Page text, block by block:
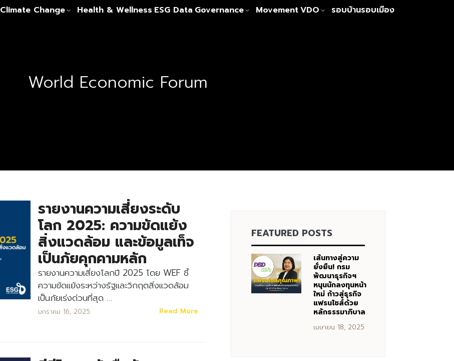
Climate Change Health & Wellness ESG Data Governance MovementVDO รอบบ้านรอบเมือง
World Economic Forum
รายงานความเสี่ยงระดับ
โลก 2025: ความขัดแย้ง
สิ่งแวดล้อม และข้อมูลเท็จ
เป็นภัยคุกคามหลัก
รายงานความเสี่ยงโลกปี 2025 โดย WEF ชี้
ความขัดแย้งระหว่างรัฐและวิกฤตสิ่งแวดล้อม
เป็นภัยเร่งด่วนที่สุด …
มกราคม 16, 2025 Read More
FEATURED POSTS
เส้นทางสู่ความ
ยั่งยืน! กรม
พัฒนาธุรกิจฯ
หนุนนักลงทุนหน้า
ใหม่ ก้าวสู่ธุรกิจ
แฟรนไชส์ด้วย
หลักธรรมาภิบาล
เมษายน 18, 2025